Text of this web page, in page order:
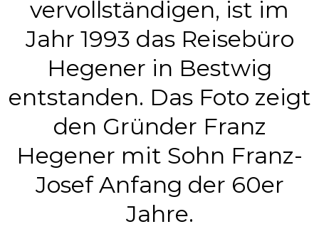
vervollständigen, ist im
Jahr 1993 das Reisebüro
Hegener in Bestwig
entstanden. Das Foto zeigt
den Gründer Franz
Hegener mit Sohn Franz-
Josef Anfang der 60er
Jahre.